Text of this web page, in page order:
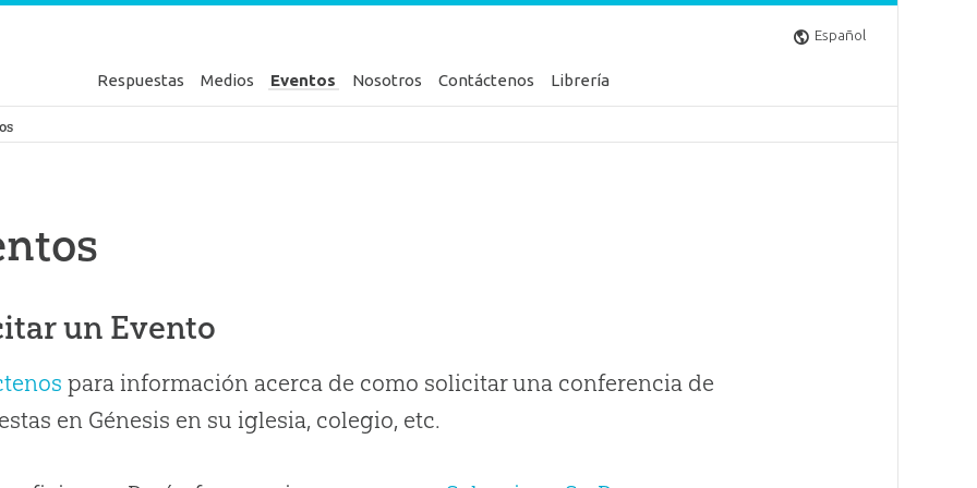
Español
Respuestas Medios Eventos Nosotros Contáctenos Librería
Génesis
un Evento
para información acerca de como solicitar una conferencia de
en Génesis en su iglesia, colegio, etc.